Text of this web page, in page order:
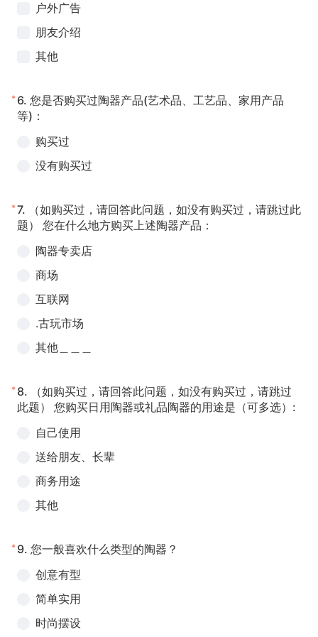
户外广告
朋友介绍
其他
* 6. 您是否购买过陶器产品(艺术品、工艺品、家用产品
等)：
购买过
没有购买过
*7. （如购买过，请回答此问题，如没有购买过，请跳过此
题） 您在什么地方购买上述陶器产品：
陶器专卖店
商场
互联网
.古玩市场
其他＿＿＿
* 8. （如购买过，请回答此问题，如没有购买过，请跳过
此题） 您购买日用陶器或礼品陶器的用途是（可多选）:
自己使用
送给朋友、长辈
商务用途
其他
* 9. 您一般喜欢什么类型的陶器？
创意有型
简单实用
时尚摆设